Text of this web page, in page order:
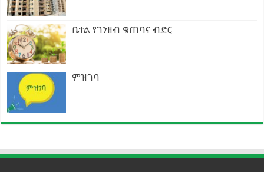
ቤተል የገንዘብ ቁጠባና ብድር
ምዝገባ